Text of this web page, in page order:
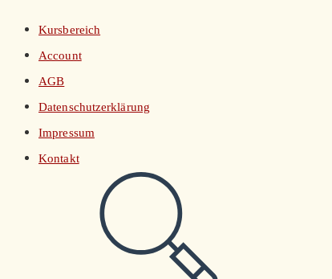
Kursbereich
Account
AGB
Datenschutzerklärung
Impressum
Kontakt